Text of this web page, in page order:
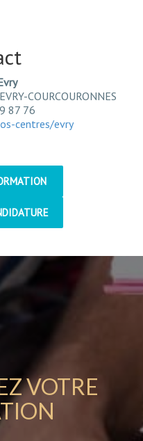
COURCOURONNES
87 76
centres/evry
VOTRE